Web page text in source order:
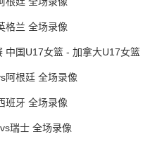
格兰 全场录像
中国U17女篮 - 加拿大U17女篮
阿根廷 全场录像
班牙 全场录像
瑞士 全场录像